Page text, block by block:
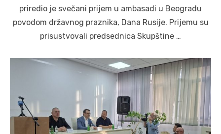
priredio je svečani prijem u ambasadi u Beogradu
povodom državnog praznika, Dana Rusije. Prijemu su
prisustvovali predsednica Skupštine …